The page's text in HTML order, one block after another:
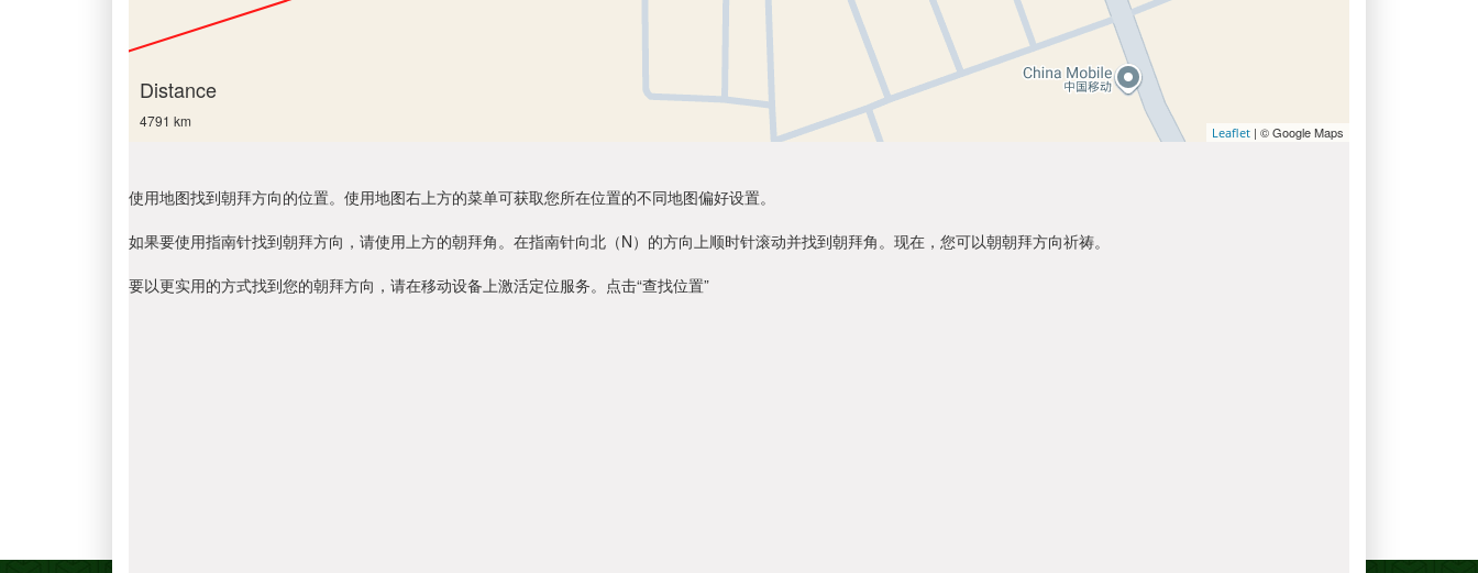
Distance
4791 km
Leaflet | © Google Maps
使用地图找到朝拜方向的位置。使用地图右上方的菜单可获取您所在位置的不同地图偏好设置。
如果要使用指南针找到朝拜方向，请使用上方的朝拜角。在指南针向北（N）的方向上顺时针滚动并找到朝拜角。现在，您可以朝朝拜方向祈祷。
要以更实用的方式找到您的朝拜方向，请在移动设备上激活定位服务。点击“查找位置”